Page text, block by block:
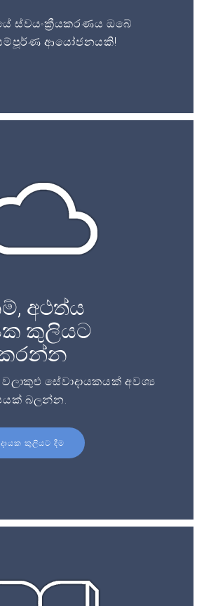
ස්වයංක්‍රීයකරණය ඔබේ
සම්පූර්ණ ආයෝජනයකි!
අථත්ය
කුලියට
සේවාදායකයක් අවශ්‍ය
බලන්න.
කුලියට දීම